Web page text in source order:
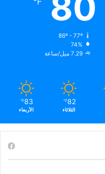
86º - 77º
74%
7.29 ميل/ساعة
82
℉
الثلاثاء
83
℉
الأربعاء